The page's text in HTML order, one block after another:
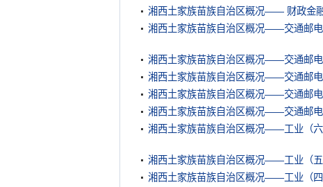
湘西土家族苗族自治区概况—— 财政金融
湘西土家族苗族自治区概况——交通邮电
湘西土家族苗族自治区概况——交通邮电
湘西土家族苗族自治区概况——交通邮电
湘西土家族苗族自治区概况——交通邮电
湘西土家族苗族自治区概况——交通邮电
湘西土家族苗族自治区概况——工业（六
湘西土家族苗族自治区概况——工业（五
湘西土家族苗族自治区概况——工业（四